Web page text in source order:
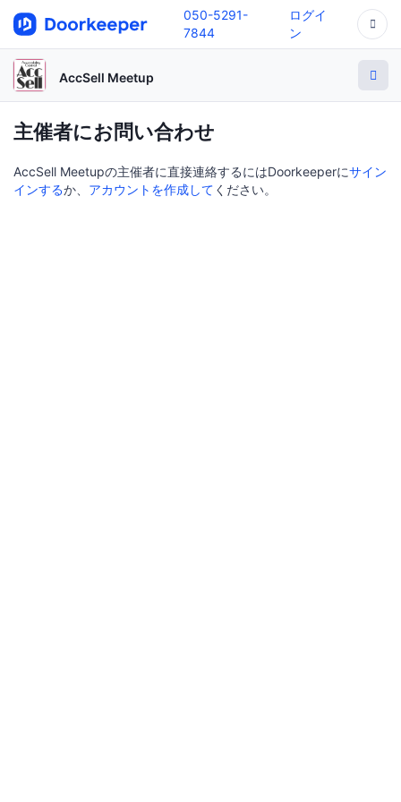
050-5291-
7844
ログイ
ン
AccSell Meetup
主催者にお問い合わせ
AccSell Meetupの主催者に直接連絡するにはDoorkeeperにサイン
インするか、 アカウントを作成して ください。